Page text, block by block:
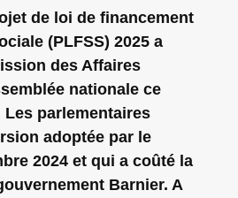
de loi de financement
(PLFSS) 2025 a
des Affaires
nationale ce
Les parlementaires
adoptée par le
2024 et qui a coûté la
Barnier. A